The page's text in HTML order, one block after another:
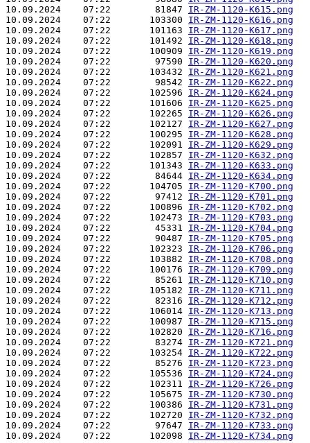
10.09.2024    07:22        81847 IR-ZM-1120-K615.png
10.09.2024    07:22       103300 IR-ZM-1120-K616.png
10.09.2024    07:22       101163 IR-ZM-1120-K617.png
10.09.2024    07:22       101492 IR-ZM-1120-K618.png
10.09.2024    07:22       100909 IR-ZM-1120-K619.png
10.09.2024    07:22        97590 IR-ZM-1120-K620.png
10.09.2024    07:22       103432 IR-ZM-1120-K621.png
10.09.2024    07:22        98542 IR-ZM-1120-K622.png
10.09.2024    07:22       102596 IR-ZM-1120-K624.png
10.09.2024    07:22       101606 IR-ZM-1120-K625.png
10.09.2024    07:22       102265 IR-ZM-1120-K626.png
10.09.2024    07:22       102127 IR-ZM-1120-K627.png
10.09.2024    07:22       100295 IR-ZM-1120-K628.png
10.09.2024    07:22       102091 IR-ZM-1120-K629.png
10.09.2024    07:22       102857 IR-ZM-1120-K632.png
10.09.2024    07:22       101343 IR-ZM-1120-K633.png
10.09.2024    07:22        84644 IR-ZM-1120-K634.png
10.09.2024    07:22       104705 IR-ZM-1120-K700.png
10.09.2024    07:22        97412 IR-ZM-1120-K701.png
10.09.2024    07:22       100896 IR-ZM-1120-K702.png
10.09.2024    07:22       102473 IR-ZM-1120-K703.png
10.09.2024    07:22        45331 IR-ZM-1120-K704.png
10.09.2024    07:22        90487 IR-ZM-1120-K705.png
10.09.2024    07:22       102323 IR-ZM-1120-K706.png
10.09.2024    07:22       103882 IR-ZM-1120-K708.png
10.09.2024    07:22       100176 IR-ZM-1120-K709.png
10.09.2024    07:22        85261 IR-ZM-1120-K710.png
10.09.2024    07:22       105182 IR-ZM-1120-K711.png
10.09.2024    07:22        82316 IR-ZM-1120-K712.png
10.09.2024    07:22       106014 IR-ZM-1120-K713.png
10.09.2024    07:22       100987 IR-ZM-1120-K715.png
10.09.2024    07:22       102820 IR-ZM-1120-K716.png
10.09.2024    07:22        83274 IR-ZM-1120-K721.png
10.09.2024    07:22       103254 IR-ZM-1120-K722.png
10.09.2024    07:22        85276 IR-ZM-1120-K723.png
10.09.2024    07:22       105536 IR-ZM-1120-K724.png
10.09.2024    07:22       102311 IR-ZM-1120-K726.png
10.09.2024    07:22       105675 IR-ZM-1120-K730.png
10.09.2024    07:22       100386 IR-ZM-1120-K731.png
10.09.2024    07:22       102720 IR-ZM-1120-K732.png
10.09.2024    07:22        97647 IR-ZM-1120-K733.png
10.09.2024    07:22       102098 IR-ZM-1120-K734.png